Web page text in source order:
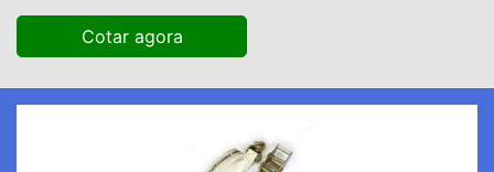
Cotar agora